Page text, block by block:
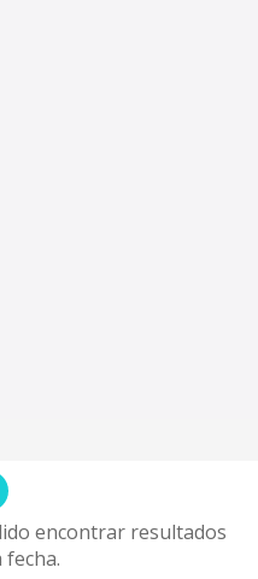
encontrar resultados
fecha.